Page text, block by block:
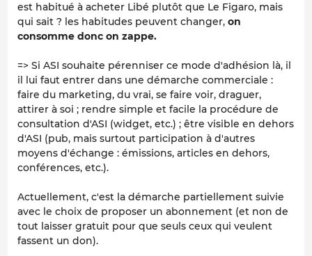
est habitué à acheter Libé plutôt que Le Figaro, mais
qui sait ? les habitudes peuvent changer, on
consomme donc on zappe.
=> Si ASI souhaite pérenniser ce mode d'adhésion là, il
il lui faut entrer dans une démarche commerciale :
faire du marketing, du vrai, se faire voir, draguer,
attirer à soi ; rendre simple et facile la procédure de
consultation d'ASI (widget, etc.) ; être visible en dehors
d'ASI (pub, mais surtout participation à d'autres
moyens d'échange : émissions, articles en dehors,
conférences, etc.).
Actuellement, c'est la démarche partiellement suivie
avec le choix de proposer un abonnement (et non de
tout laisser gratuit pour que seuls ceux qui veulent
fassent un don).